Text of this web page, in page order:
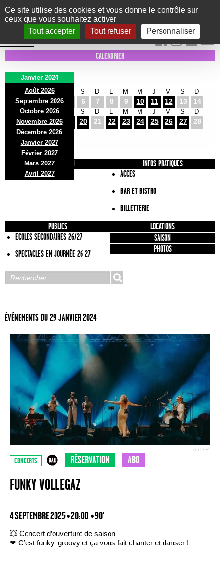
Panneau de gestion des cookies
Ce site utilise des cookies et vous donne le contrôle sur
ceux que vous souhaitez activer
Tout accepter
Tout refuser Personnaliser
Le Marni
CONCERTS DANSE/CIRQUE THÉÂTRE KIDS EXPOS EVENTS
INTRA MUROS
CALENDRIER
Janvier 2024
Août 2026
Septembre 2026
Octobre 2026
Novembre 2026
Décembre 2026
Janvier 2027
Février 2027
Mars 2027
Avril 2027
M
2
M
3
J
4
S
6
D
7 8
M
9
M
10
J
11
V
12
S
13
D
14
M
16
M
17
J
18
S
20
D
21 22
M
23
M
24
J
25
V
26
S
27
D
28
M
30
M
31
PRÉSENTATION
INFOS PRATIQUES
ACCES
BAR ET BISTRO
BILLETTERIE
PUBLICS
ECOLES SECONDAIRES 26/27
SPECTACLES EN JOURNÉE 26 27
LOCATIONS
SAISON
PHOTOS
ÉVÉNEMENTS DU 29 JANVIER 2024
(c) D.R.
CONCERTS RÉSERVATION ABO
FUNKY VOLLEGAZ
4 SEPTEMBRE 2025 • 20:00 • 90'
💥 Concert d’ouverture de saison
❤ C’est funky, groovy et ça vous fait chanter et danser !